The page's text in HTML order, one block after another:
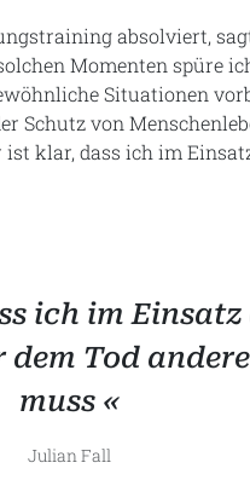
absolviert, sagt
Momenten spüre
Situationen
Schutz von
klar, dass ich im
ich im
dem Tod
muss «
Julian Fall